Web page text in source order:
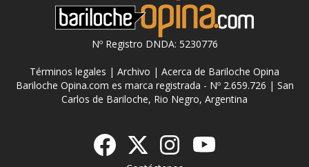
Nº Registro DNDA: 5230776
Términos legales | Archivo | Acerca de Bariloche Opina
Bariloche Opina.com es marca registrada - Nº 2.659.726 | San
Carlos de Bariloche, Rio Negro, Argentina